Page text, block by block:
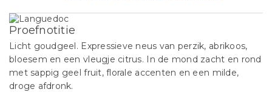
Proefnotitie
Licht goudgeel. Expressieve neus van perzik, abrikoos,
bloesem en een vleugje citrus. In de mond zacht en rond
met sappig geel fruit, florale accenten en een milde,
droge afdronk.